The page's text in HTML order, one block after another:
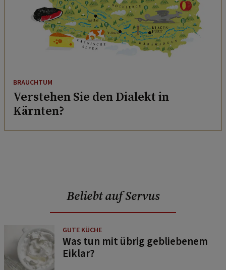
BRAUCHTUM
Verstehen Sie den Dialekt in
Kärnten?
Beliebt auf Servus
GUTE KÜCHE
Was tun mit übrig gebliebenem
Eiklar?